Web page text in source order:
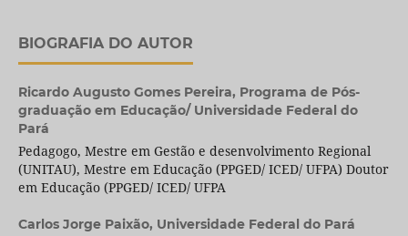
BIOGRAFIA DO AUTOR
Ricardo Augusto Gomes Pereira, Programa de Pós-
graduação em Educação/ Universidade Federal do
Pará
Pedagogo, Mestre em Gestão e desenvolvimento Regional
(UNITAU), Mestre em Educação (PPGED/ ICED/ UFPA) Doutor
em Educação (PPGED/ ICED/ UFPA
Carlos Jorge Paixão, Universidade Federal do Pará